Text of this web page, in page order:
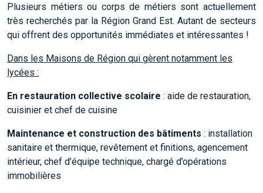
Plusieurs métiers ou corps de métiers sont actuellement
très recherchés par la Région Grand Est. Autant de secteurs
qui offrent des opportunités immédiates et intéressantes !
Dans les Maisons de Région qui gèrent notamment les
lycées :
En restauration collective scolaire : aide de restauration,
cuisinier et chef de cuisine
Maintenance et construction des bâtiments : installation
sanitaire et thermique, revêtement et finitions, agencement
intérieur, chef d’équipe technique, chargé d’opérations
immobilières